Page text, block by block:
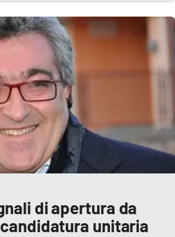
di apertura da
unitaria